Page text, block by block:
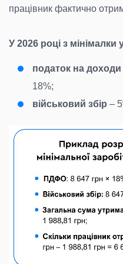
працівник фактично
У 2026 році з
податок на
18%;
військовий збір –